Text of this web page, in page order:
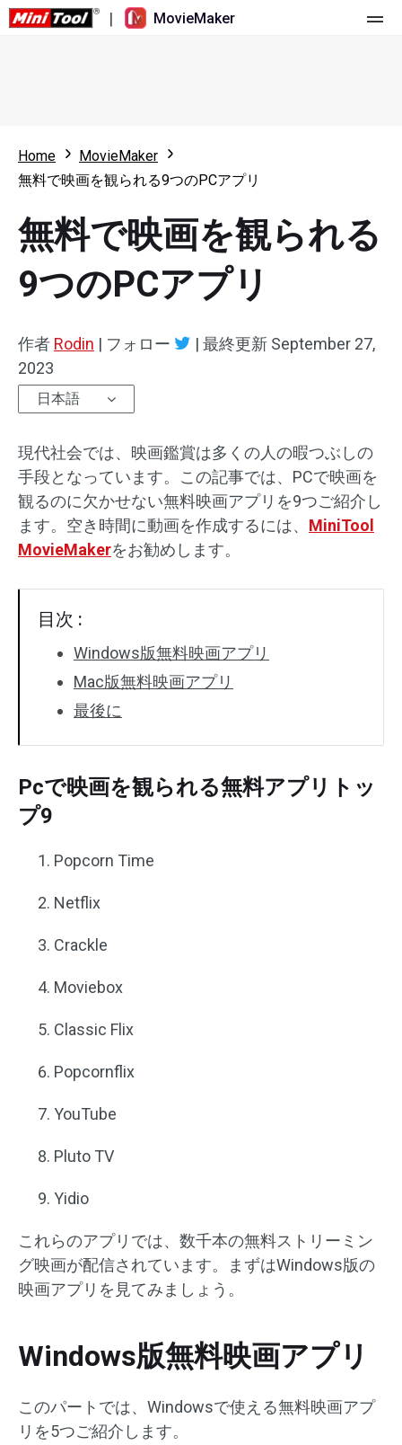
| MovieMaker
更新履歴
概要
マルチトラック動画編集
速度変更/リバース
トリミング/スプリット/クロップ
テキスト/エレメント
動画エフェクト
バッチ処理
透かしなし
リソース
ユーザーマニュアル
ビデオ編集のヒント
動画ツール
画面録画ツール
オンライン動画ダウンロード ツール
Home
MovieMaker
無料で映画を観られる9つのPCアプリ
無料で映画を観られる
9つのPCアプリ
作者 Rodin | フォロー | 最終更新 September 27,
2023
日本語
現代社会では、映画鑑賞は多くの人の暇つぶしの
手段となっています。この記事では、PCで映画を
観るのに欠かせない無料映画アプリを9つご紹介し
ます。空き時間に動画を作成するには、 MiniTool
MovieMakerをお勧めします。
目次 :
Windows版無料映画アプリ
Mac版無料映画アプリ
最後に
Pcで映画を観られる無料アプリトッ
プ9
Popcorn Time
Netflix
Crackle
Moviebox
Classic Flix
Popcornflix
YouTube
Pluto TV
Yidio
これらのアプリでは、数千本の無料ストリーミン
グ映画が配信されています。まずはWindows版の
映画アプリを見てみましょう。
Windows版無料映画アプリ
このパートでは、Windowsで使える無料映画アプ
リを5つご紹介します。